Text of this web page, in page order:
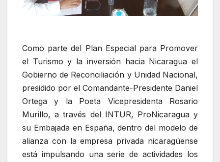
Como parte del Plan Especial para Promover
el Turismo y la inversión hacia Nicaragua el
Gobierno de Reconciliación y Unidad Nacional,
presidido por el Comandante-Presidente Daniel
Ortega y la Poeta Vicepresidenta Rosario
Murillo, a través del INTUR, ProNicaragua y
su Embajada en España, dentro del modelo de
alianza con la empresa privada nicaragüense
está impulsando una serie de actividades los